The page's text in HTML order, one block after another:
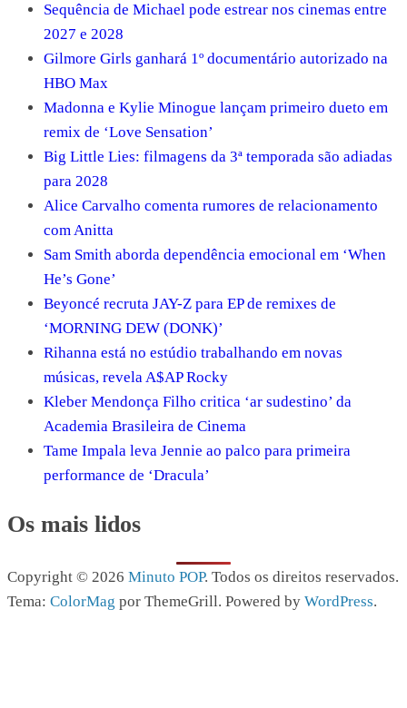
Sequência de Michael pode estrear nos cinemas entre
2027 e 2028
Gilmore Girls ganhará 1º documentário autorizado na
HBO Max
Madonna e Kylie Minogue lançam primeiro dueto em
remix de ‘Love Sensation’
Big Little Lies: filmagens da 3ª temporada são adiadas
para 2028
Alice Carvalho comenta rumores de relacionamento
com Anitta
Sam Smith aborda dependência emocional em ‘When
He’s Gone’
Beyoncé recruta JAY-Z para EP de remixes de
‘MORNING DEW (DONK)’
Rihanna está no estúdio trabalhando em novas
músicas, revela A$AP Rocky
Kleber Mendonça Filho critica ‘ar sudestino’ da
Academia Brasileira de Cinema
Tame Impala leva Jennie ao palco para primeira
performance de ‘Dracula’
Os mais lidos
Copyright © 2026 Minuto POP. Todos os direitos reservados.
Tema: ColorMag por ThemeGrill. Powered by WordPress.